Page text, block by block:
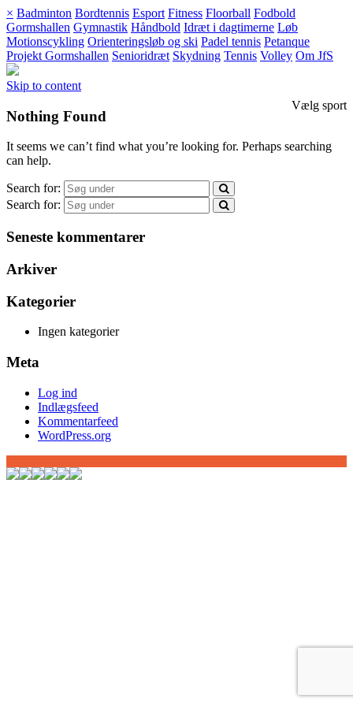
× Badminton Bordtennis Esport Fitness Floorball Fodbold
Gormshallen Gymnastik Håndbold Idræt i dagtimerne Løb
Motionscykling Orienteringsløb og ski Padel tennis Petanque
Projekt Gormshallen Senioridræt Skydning Tennis Volley Om JfS
Vælg sport
Skip to content
Nothing Found
It seems we can’t find what you’re looking for. Perhaps searching
can help.
Search for:
Search for:
Seneste kommentarer
Arkiver
Kategorier
Ingen kategorier
Meta
Log ind
Indlægsfeed
Kommentarfeed
WordPress.org